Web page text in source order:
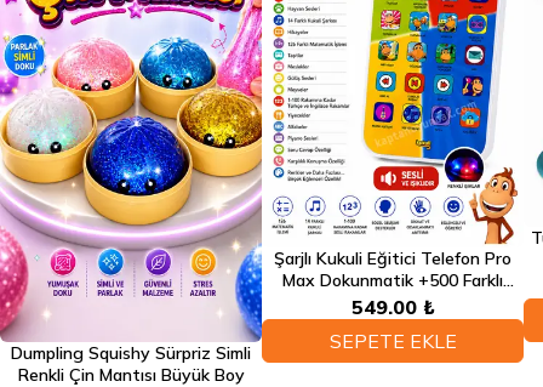
Dumpling Squishy Sürpriz Simli
Renkli Çin Mantısı Büyük Boy
SEPETE EKLE
Şarjlı Kukuli Eğitici Telefon Pro
Max Dokunmatik +500 Farklı
Eğitici Türkçe Sesli Fonksiyonlu
Telefon
549.00 ₺